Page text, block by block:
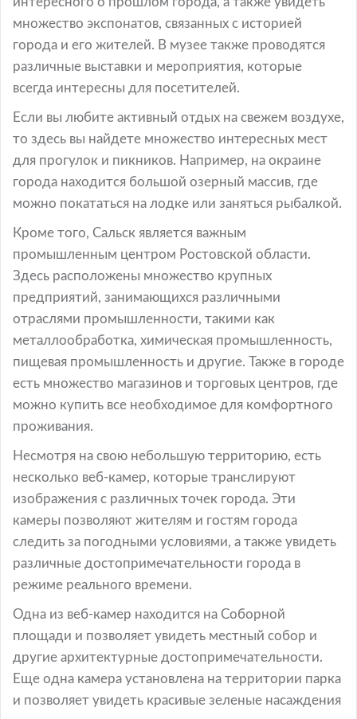
множество экспонатов, связанных с историей
города и его жителей. В музее также проводятся
различные выставки и мероприятия, которые
всегда интересны для посетителей.
Если вы любите активный отдых на свежем воздухе,
то здесь вы найдете множество интересных мест
для прогулок и пикников. Например, на окраине
города находится большой озерный массив, где
можно покататься на лодке или заняться рыбалкой.
Кроме того, Сальск является важным
промышленным центром Ростовской области.
Здесь расположены множество крупных
предприятий, занимающихся различными
отраслями промышленности, такими как
металлообработка, химическая промышленность,
пищевая промышленность и другие. Также в городе
есть множество магазинов и торговых центров, где
можно купить все необходимое для комфортного
проживания.
Несмотря на свою небольшую территорию, есть
несколько веб-камер, которые транслируют
изображения с различных точек города. Эти
камеры позволяют жителям и гостям города
следить за погодными условиями, а также увидеть
различные достопримечательности города в
режиме реального времени.
Одна из веб-камер находится на Соборной
площади и позволяет увидеть местный собор и
другие архитектурные достопримечательности.
Еще одна камера установлена на территории парка
и позволяет увидеть красивые зеленые насаждения